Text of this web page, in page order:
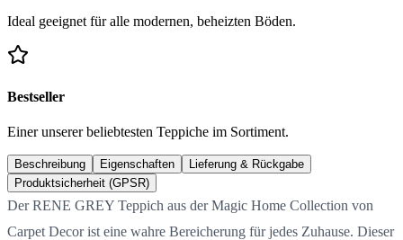
Ideal geeignet für alle modernen, beheizten Böden.
Bestseller
Einer unserer beliebtesten Teppiche im Sortiment.
Beschreibung Eigenschaften
Lieferung & Rückgabe
Produktsicherheit (GPSR)
Der RENE GREY Teppich aus der Magic Home Collection von
Carpet Decor ist eine wahre Bereicherung für jedes Zuhause. Dieser